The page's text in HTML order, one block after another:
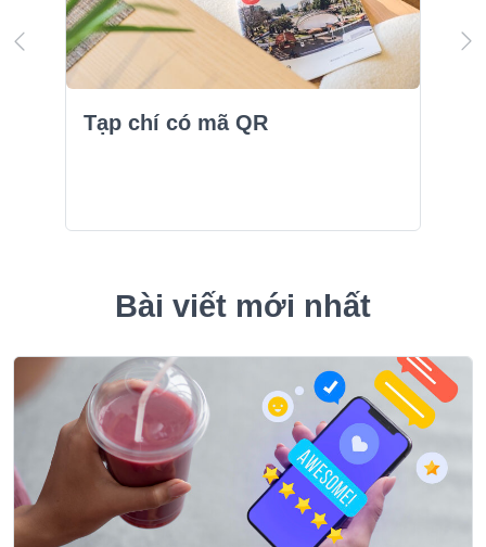
Tạp chí có mã QR
Bài viết mới nhất